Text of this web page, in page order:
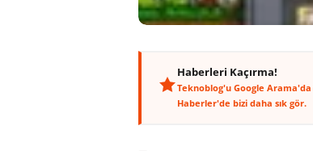
Haberleri Kaçırma!
Teknoblog'u Google
Haberler'de bizi daha sık gör.